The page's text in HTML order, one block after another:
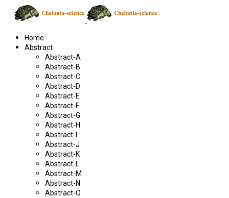
Home
Abstract
Abstract-A
Abstract-B
Abstract-C
Abstract-D
Abstract-E
Abstract-F
Abstract-G
Abstract-H
Abstract-I
Abstract-J
Abstract-K
Abstract-L
Abstract-M
Abstract-N
Abstract-O